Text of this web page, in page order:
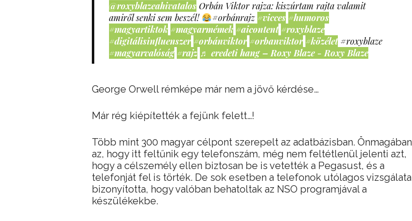
@roxyblazeahivatalos Orbán Viktor rajza: kiszúrtam rajta valamit
amiről senki sem beszél!
#orbánrajz #vicces #humoros
#magyartiktok #magyarmémek #aicontent #roxyblaze
#digitálisinfluenszer #orbánviktor #orbanviktor #közélet #roxyblaze
#magyarvalóság #rajz ♬ eredeti hang – Roxy Blaze - Roxy Blaze
George Orwell rémképe már nem a jövő kérdése…
Már rég kiépítették a fejünk felett…!
Több mint 300 magyar célpont szerepelt az adatbázisban. Önmagában
az, hogy itt feltűnik egy telefonszám, még nem feltétlenül jelenti azt,
hogy a célszemély ellen biztosan be is vetették a Pegasust, és a
telefonját fel is törték. De sok esetben a telefonok utólagos vizsgálata
bizonyította, hogy valóban behatoltak az NSO programjával a
készülékekbe.